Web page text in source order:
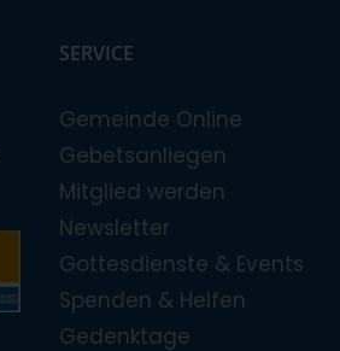
SERVICE
Gemeinde Online
Gebetsanliegen
Mitglied werden
Newsletter
Gottesdienste & Events
Spenden & Helfen
Gedenktage